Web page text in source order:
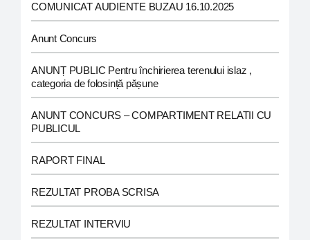
COMUNICAT AUDIENTE BUZAU 16.10.2025
Anunt Concurs
ANUNȚ PUBLIC Pentru închirierea terenului islaz ,
categoria de folosință pășune
ANUNT CONCURS – COMPARTIMENT RELATII CU
PUBLICUL
RAPORT FINAL
REZULTAT PROBA SCRISA
REZULTAT INTERVIU